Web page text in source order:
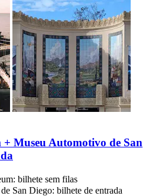
Museu Automotivo de San
bilhete sem filas
San Diego: bilhete de entrada